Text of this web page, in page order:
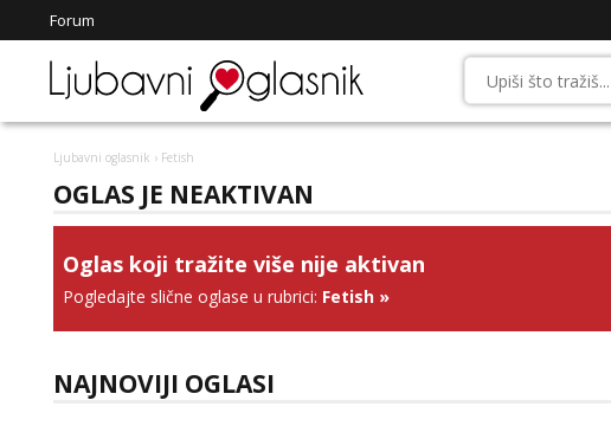
Forum
Ljubavni oglasnik › Fetish
OGLAS JE NEAKTIVAN
Oglas koji tražite više nije aktivan
Pogledajte slične oglase u rubrici: Fetish »
NAJNOVIJI OGLASI